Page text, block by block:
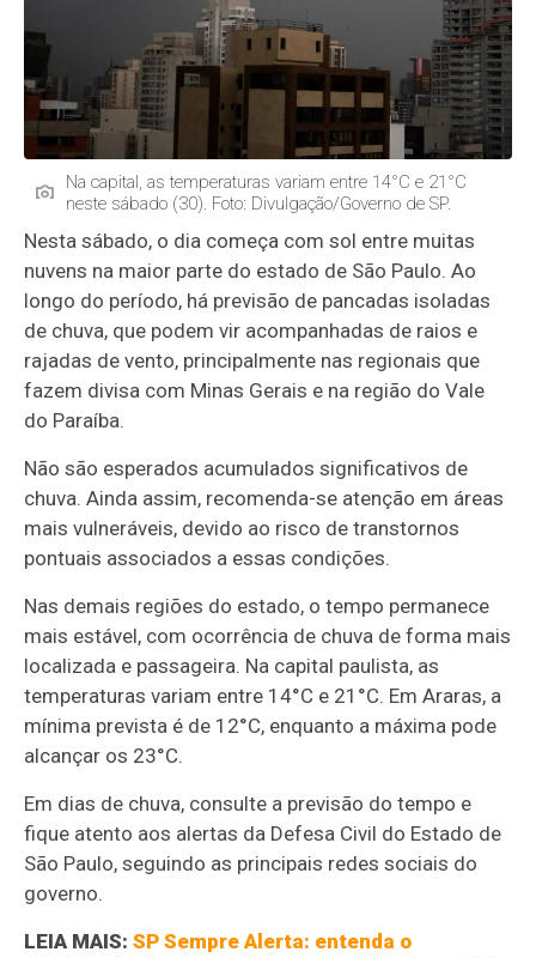
Na capital, as temperaturas variam entre 14°C e 21°C
neste sábado (30). Foto: Divulgação/Governo de SP.
Nesta sábado, o dia começa com sol entre muitas
nuvens na maior parte do estado de São Paulo. Ao
longo do período, há previsão de pancadas isoladas
de chuva, que podem vir acompanhadas de raios e
rajadas de vento, principalmente nas regionais que
fazem divisa com Minas Gerais e na região do Vale
do Paraíba.
Não são esperados acumulados significativos de
chuva. Ainda assim, recomenda-se atenção em áreas
mais vulneráveis, devido ao risco de transtornos
pontuais associados a essas condições.
Nas demais regiões do estado, o tempo permanece
mais estável, com ocorrência de chuva de forma mais
localizada e passageira. Na capital paulista, as
temperaturas variam entre 14°C e 21°C. Em Araras, a
mínima prevista é de 12°C, enquanto a máxima pode
alcançar os 23°C.
Em dias de chuva, consulte a previsão do tempo e
fique atento aos alertas da Defesa Civil do Estado de
São Paulo, seguindo as principais redes sociais do
governo.
LEIA MAIS:SP Sempre Alerta: entenda o